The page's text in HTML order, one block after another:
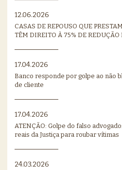
12.06.2026
CASAS DE REPOUSO QUE
TÊM DIREITO À 75% DE REDUÇÃO
17.04.2026
Banco responde por golpe ao não
de cliente
17.04.2026
ATENÇÃO: Golpe do falso
reais da Justiça para roubar vítimas
24.03.2026